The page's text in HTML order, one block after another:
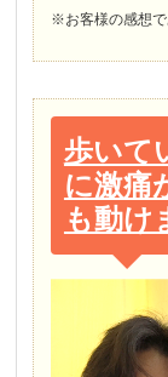
※お客様の感想で
歩いて
に激痛
も動け